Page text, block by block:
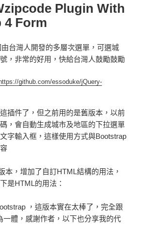
Plugin With
4 Form
台灣人開發的多層次選單，可選城
，非常的好用，快給台灣人鼓勵鼓勵
https://github.com/essoduke/jQuery-
插件了，但之前用的是舊版本，以前
，會自動生成城市及地區的下拉選單
字輸入框，這樣使用方式與Bootstrap
本，增加了自訂HTML結構的用法，
是HTML的用法：
，這版本實在太棒了，完全跟
一體，感謝作者，以下也分享我的代